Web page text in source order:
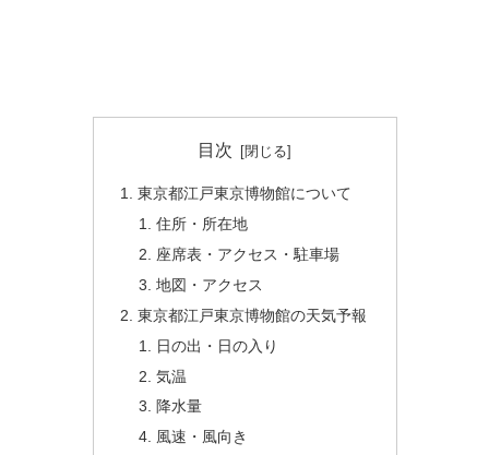
目次
東京都江戸東京博物館について
住所・所在地
座席表・アクセス・駐車場
地図・アクセス
東京都江戸東京博物館の天気予報
日の出・日の入り
気温
降水量
風速・風向き